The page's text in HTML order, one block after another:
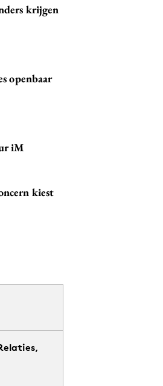
krijgen
openbaar
iM
kiest